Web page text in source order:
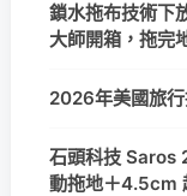
鎖水拖布技術下
大師開箱，拖完
2026年美國旅
石頭科技 Saros
動拖地＋4.5cm